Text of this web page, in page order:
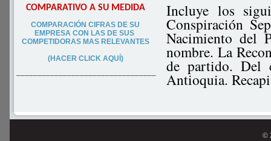
COMPARATIVO A SU MEDIDA
COMPARACIÓN CIFRAS DE SU
EMPRESA CON LAS DE SUS
COMPETIDORAS MAS RELEVANTES
(HACER CLICK AQUÍ)
–––––––––––––––––––––––––––––––––
Incluye los
Conspiración
Nacimiento del
nombre. La
de partido. Del
Antioquia.
©